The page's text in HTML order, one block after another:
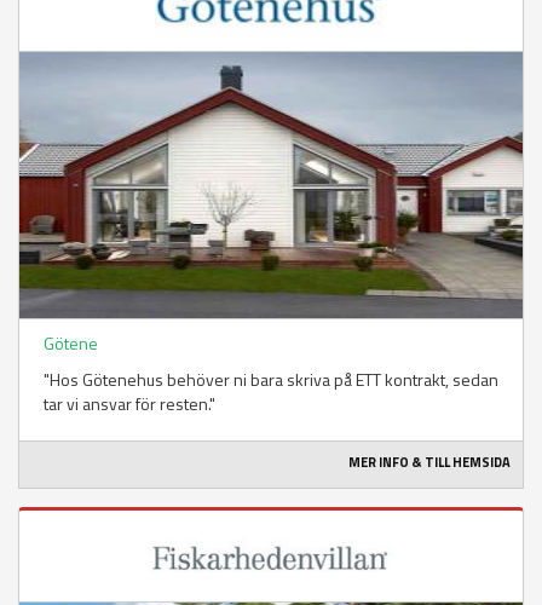
Götene
"Hos Götenehus behöver ni bara skriva på ETT kontrakt, sedan
tar vi ansvar för resten."
MER INFO & TILL HEMSIDA